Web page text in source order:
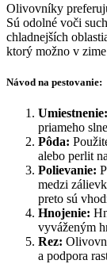
Olivovníky
Sú odolné voči
chladnejších
ktorý možno v
Návod na pestovanie:
Umiestnenie:
priameho
Pôda:
alebo perlit
Polievanie:
medzi
preto sú
Hnojenie:
vyváženým
Rez:
a podpora